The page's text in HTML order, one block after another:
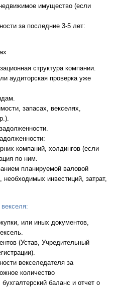
имущество (если
за последние 3-5 лет:
структура компании.
аудиторская проверка уже
запасах, векселях,
компаний, холдингов (если
по ним.
планируемой валовой
инвестиций, затрат,
или иных документов,
(Устав, Учредительный
векселедателя за
количество
баланс и отчет о